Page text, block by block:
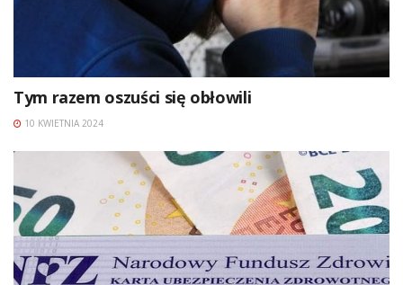
Tym razem oszuści się obłowili
10 KWIETNIA 2024